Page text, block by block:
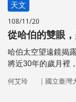
天文
108/11/20
從哈伯的雙眼
哈伯太空望遠鏡揭
將近30年的歲月裡
的宇宙。這座望遠
何艾玲 ｜ 國立臺灣